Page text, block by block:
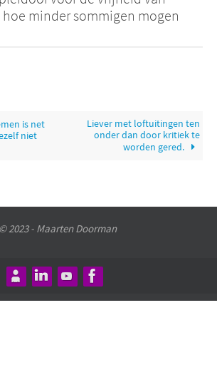
minder sommigen mogen
is net
niet
Liever met loftuitingen ten
onder dan door kritiek te
worden gered.
© 2023 - Maarten Doorman